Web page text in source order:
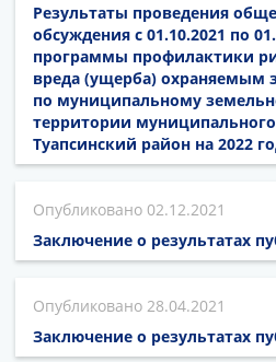
Результаты проведения
обсуждения с 01.10.2021 по
программы профилактики
вреда (ущерба) охраняемым
по муниципальному
территории
Туапсинский район на 2022
02.12.2021
Заключение о результатах
28.04.2021
Заключение о результатах